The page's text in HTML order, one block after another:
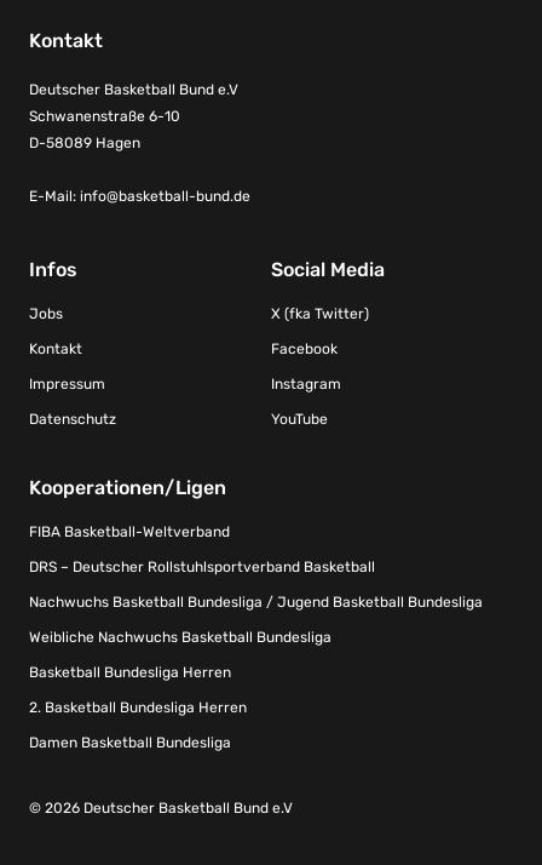
Kontakt
Deutscher Basketball Bund e.V
Schwanenstraße 6-10
D-58089 Hagen
E-Mail: info@basketball-bund.de
Infos
Jobs
Kontakt
Impressum
Datenschutz
Social Media
X (fka Twitter)
Facebook
Instagram
YouTube
Kooperationen/Ligen
FIBA Basketball-Weltverband
DRS – Deutscher Rollstuhlsportverband Basketball
Nachwuchs Basketball Bundesliga / Jugend Basketball Bundesliga
Weibliche Nachwuchs Basketball Bundesliga
Basketball Bundesliga Herren
2. Basketball Bundesliga Herren
Damen Basketball Bundesliga
© 2026 Deutscher Basketball Bund e.V